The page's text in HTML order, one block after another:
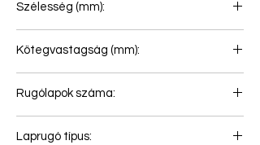
Szélesség (mm):
Kötegvastagság (mm):
Rugólapok száma:
Laprugó típus: